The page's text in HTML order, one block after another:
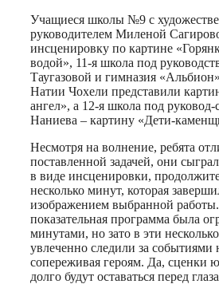
Учащиеся школы №9 с
руководителем Миленой
инсценировку по картине
водой», 11-я школа под
Таугазовой и гимназия
Натии Чохели представили
ангел», а 12-я школа под
Наниева – картину «Дети-
Несмотря на волнение, ребята
поставленной задачей, они
в виде инсценировки,
несколько минут, которая
изображением выбранной
показательная программа была
минутами, но зато в эти
увлеченно следили за событиями
сопереживая героям. Да, сценки
долго будут оставаться перед